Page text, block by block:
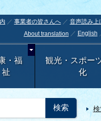
事業者の皆さんへ 音声読み上
About translation
English
・福
祉
観光・スポー
化